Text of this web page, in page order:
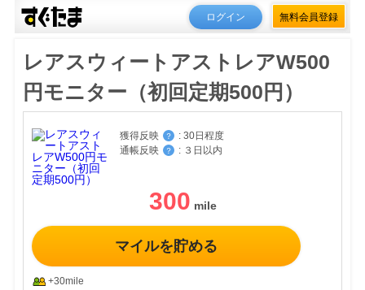
ログイン 無料会員登録
レアスウィートアストレアW500
円モニター（初回定期500円）
獲得反映 ？ : 30日程度
通帳反映
？ : ３日以内
300
マイルを貯める
+30mile